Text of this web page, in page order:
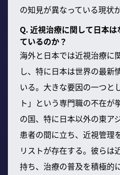
の知見が異なっている現状
Q. 近視治療に関して日本
ているのか？
海外と日本では近視治療に
し、特に日本は世界の最新
いる。大きな要因の一つと
ト」という専門職の不在が
の国、特に日本以外の東ア
患者の間に立ち、近視管理
リストが存在する。彼らは
持ち、治療の普及を積極的